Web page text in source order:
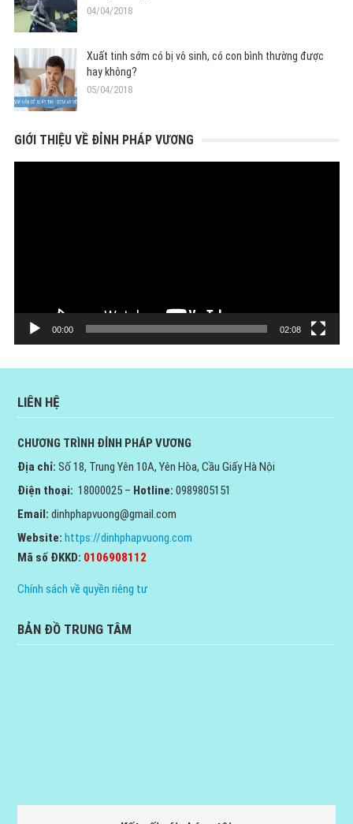
04/04/2018
Xuất tinh sớm có bị vô sinh, có con bình thường được
hay không?
05/04/2018
GIỚI THIỆU VỀ ĐỈNH PHÁP VƯƠNG
00:00 02:08
LIÊN HỆ
CHƯƠNG TRÌNH ĐỈNH PHÁP VƯƠNG
Địa chỉ: Số 18, Trung Yên 10A, Yên Hòa, Cầu Giấy Hà Nội
Điện thoại: 18000025 – Hotline: 0989805151
Email: dinhphapvuong@gmail.com
Website: https://dinhphapvuong.com
Mã số ĐKKD: 0106908112
Chính sách về quyền riêng tư
BẢN ĐỒ TRUNG TÂM